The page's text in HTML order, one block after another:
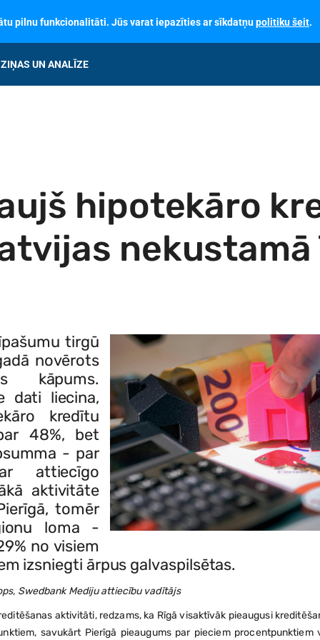
pilnu funkcionalitāti. Jūs varat iepazīties ar sīkdatņupolitiku šeit.
ZIŅAS UN ANALĪZE
hipotekāro
tirgū
novērots
kāpums.
dati liecina,
kredītu
48%, bet
- par
attiecīgo
aktivitāte
tomēr
loma -
no visiem
izsniegti ārpus galvaspilsētas.
Swedbank Mediju attiecību vadītājs
aktivitāti, redzams, ka Rīgā visaktīvāk pieaugusi
savukārt Pierīgā pieaugums par pieciem